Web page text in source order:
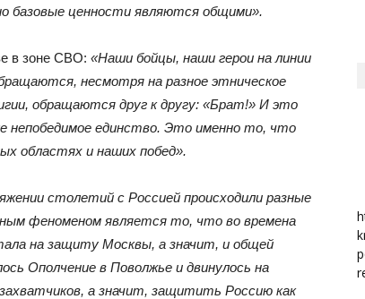
район
базовые ценности являются общими».
в зоне СВО: «Наши бойцы, наши герои на линии
несмотря на разное этническое
обращаются друг к другу: «Брат!» И это
непобедимое единство. Это именно то, что
областях и наших побед».
столетий с Россией происходили разные
феноменом является то, что во времена
на защиту Москвы, а значит, и общей
Ополчение в Поволжье и двинулось на
а значит, защитить Россию как